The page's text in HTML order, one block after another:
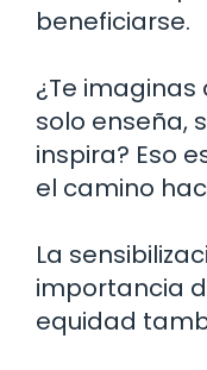
beneficiarse.
¿Te
solo enseña,
inspira? Eso
el camino
La
importancia
equidad